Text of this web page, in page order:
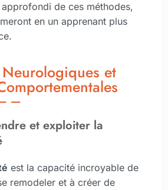
de ces méthodes,
en un apprenant plus
et
et exploiter la
est la capacité incroyable de
remodeler et à créer de